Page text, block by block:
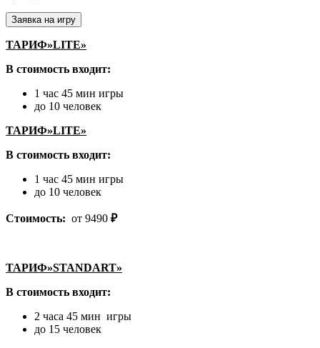
Заявка на игру
ТАРИФ»LITE»
В стоимость входит:
1 час 45 мин игры
до 10 человек
ТАРИФ»LITE»
В стоимость входит:
1 час 45 мин игры
до 10 человек
Стоимость: от 9490 ₽
ТАРИФ»STANDART»
В стоимость входит:
2 часа 45 мин игры
до 15 человек